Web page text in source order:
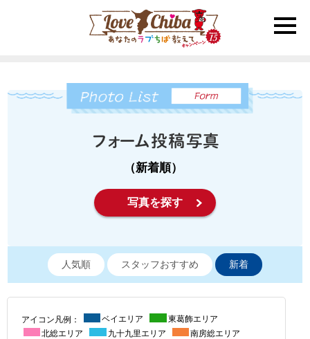
toggle
（新着順）
写真を探す
人気順 スタッフおすすめ 新着
アイコン凡例： ベイエリア
東葛飾エリア
北総エリア
九十九里エリア
南房総エリア